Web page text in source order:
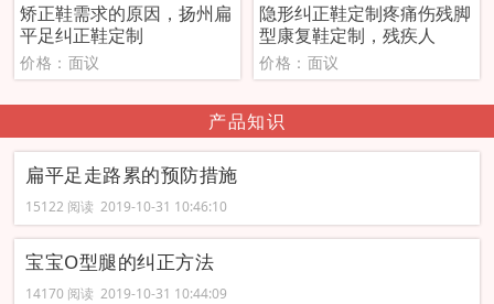
矫正鞋需求的原因，扬州扁
平足纠正鞋定制
价格：面议
隐形纠正鞋定制疼痛伤残脚
型康复鞋定制，残疾人
价格：面议
产品知识
扁平足走路累的预防措施
15122 阅读 2019-10-31 10:46:10
宝宝O型腿的纠正方法
14170 阅读 2019-10-31 10:44:09